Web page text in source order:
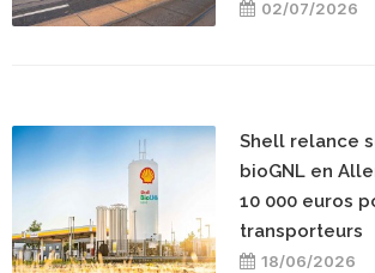
02/07/2026
Shell relance
bioGNL en
10 000 euros
transporteurs
18/06/2026